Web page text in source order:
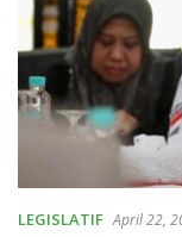
LEGISLATIF April 22,